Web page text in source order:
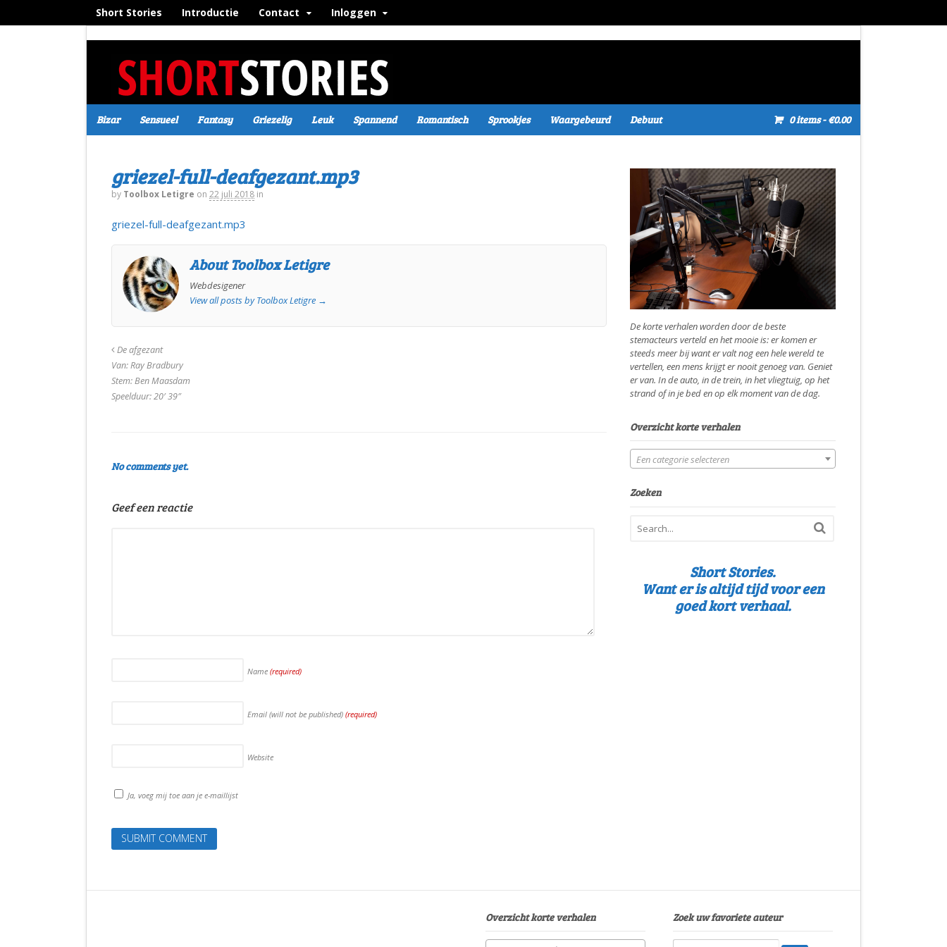
Short Stories Introductie Contact Inloggen
Bizar Sensueel Fantasy Griezelig Leuk Spannend Romantisch Sprookjes Waargebeurd Debuut 0 items- €0.00
griezel-full-deafgezant.mp3
by Toolbox Letigre on 22 juli 2018 in
griezel-full-deafgezant.mp3
About Toolbox Letigre
Webdesigener
View all posts by Toolbox Letigre →
De afgezant
Van: Ray Bradbury
Stem: Ben Maasdam
Speelduur: 20′ 39″
No comments yet.
Geef een reactie
Name (required)
Email (will not be published) (required)
Website
Ja, voeg mij toe aan je e-maillijst
De korte verhalen worden door de beste
stemacteurs verteld en het mooie is: er komen er
steeds meer bij want er valt nog een hele wereld te
vertellen, een mens krijgt er nooit genoeg van. Geniet
er van. In de auto, in de trein, in het vliegtuig, op het
strand of in je bed en op elk moment van de dag.
Overzicht korte verhalen
Een categorie selecteren
Zoeken
Short Stories.
Want er is altijd tijd voor een
goed kort verhaal.
Overzicht korte verhalen Zoek uw favoriete auteur